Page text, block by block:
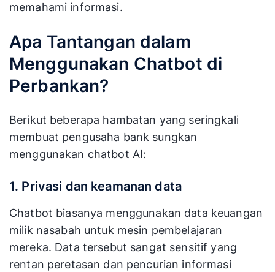
memahami informasi.
Apa Tantangan dalam
Menggunakan Chatbot di
Perbankan?
Berikut beberapa hambatan yang seringkali
membuat pengusaha bank sungkan
menggunakan chatbot AI:
1. Privasi dan keamanan data
Chatbot biasanya menggunakan data keuangan
milik nasabah untuk mesin pembelajaran
mereka. Data tersebut sangat sensitif yang
rentan peretasan dan pencurian informasi